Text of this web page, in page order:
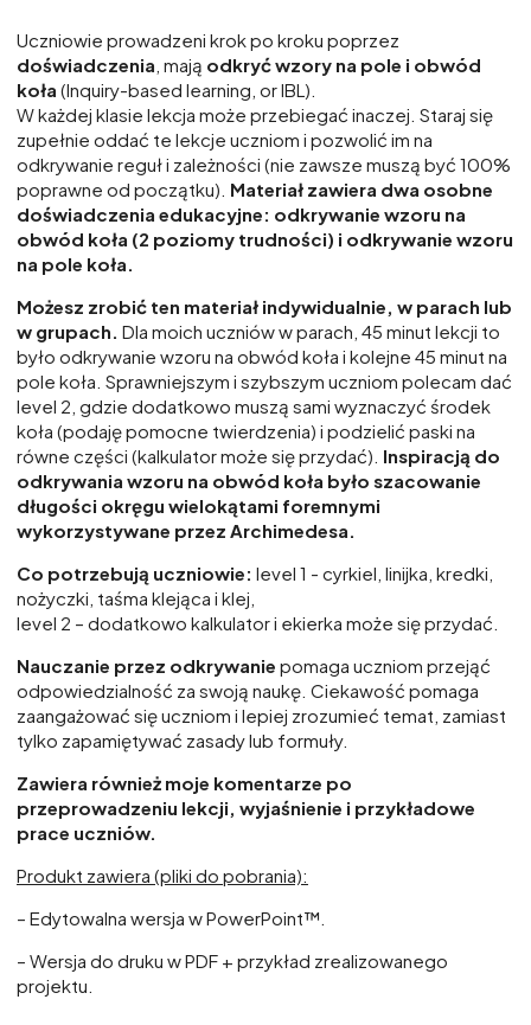
Uczniowie prowadzeni krok po kroku poprzez
doświadczenia , mają odkryć wzory na pole i obwód
koła (Inquiry-based learning, or IBL).
W każdej klasie lekcja może przebiegać inaczej. Staraj się
zupełnie oddać te lekcje uczniom i pozwolić im na
odkrywanie reguł i zależności (nie zawsze muszą być 100%
poprawne od początku). Materiał zawiera dwa osobne
doświadczenia edukacyjne: odkrywanie wzoru na
obwód koła (2 poziomy trudności) i odkrywanie wzoru
na pole koła.
Możesz zrobić ten materiał indywidualnie, w parach lub
w grupach. Dla moich uczniów w parach, 45 minut lekcji to
było odkrywanie wzoru na obwód koła i kolejne 45 minut na
pole koła. Sprawniejszym i szybszym uczniom polecam dać
level 2, gdzie dodatkowo muszą sami wyznaczyć środek
koła (podaję pomocne twierdzenia) i podzielić paski na
równe części (kalkulator może się przydać). Inspiracją do
odkrywania wzoru na obwód koła było szacowanie
długości okręgu wielokątami foremnymi
wykorzystywane przez Archimedesa.
Co potrzebują uczniowie: level 1 - cyrkiel, linijka, kredki,
nożyczki, taśma klejąca i klej,
level 2 – dodatkowo kalkulator i ekierka może się przydać.
Nauczanie przez odkrywanie pomaga uczniom przejąć
odpowiedzialność za swoją naukę. Ciekawość pomaga
zaangażować się uczniom i lepiej zrozumieć temat, zamiast
tylko zapamiętywać zasady lub formuły.
Zawiera również moje komentarze po
przeprowadzeniu lekcji, wyjaśnienie i przykładowe
prace uczniów.
Produkt zawiera (pliki do pobrania):
– Edytowalna wersja w PowerPoint™.
– Wersja do druku w PDF + przykład zrealizowanego
projektu.